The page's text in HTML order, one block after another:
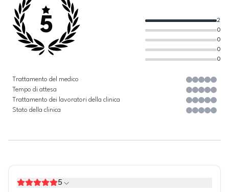
5
0
0
0
0
2
Trattamento del medico
Tempo di attesa
Trattamento dei lavoratori della clinica
Stato della clinica
5